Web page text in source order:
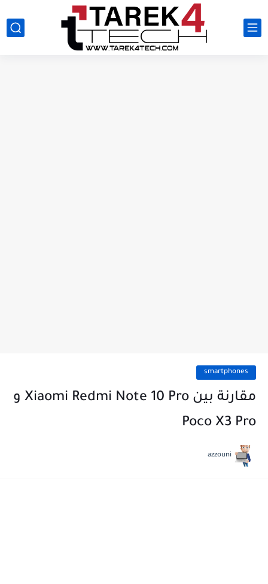
smartphones
مقارنة بين Xiaomi Redmi Note 10 Pro و
Poco X3 Pro
azzouni